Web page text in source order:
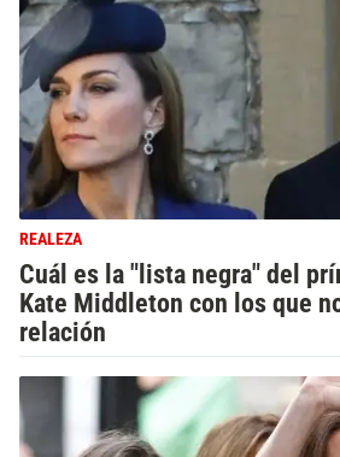
REALEZA
Cuál es la "lista negra" del
Kate Middleton con los que
relación